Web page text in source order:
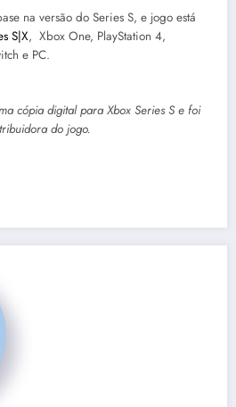
na versão do Series S, e jogo está
S|X, Xbox One, PlayStation 4,
e PC.
cópia digital para Xbox Series S e foi
do jogo.